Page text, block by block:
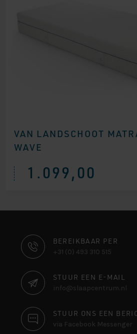
VAN LANDSCHOOT
WAVE
1.099,00
CONTACT
INFORMATIE
BEREIKBAAR PER
+31 (0) 493 310 515
STUUR EEN E-MAIL
info@slaapcentrum.nl
STUUR ONS EEN
via Facebook Messenger